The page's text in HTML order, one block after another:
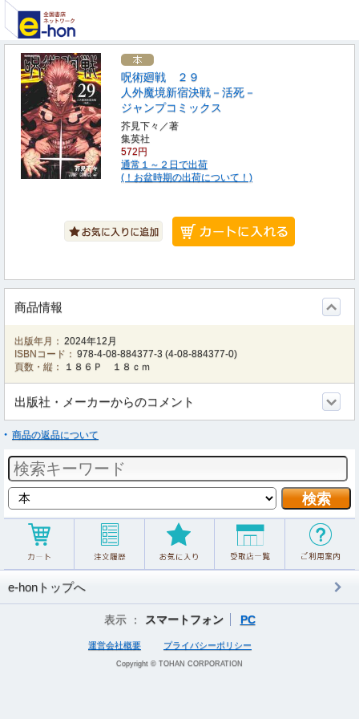
呪術廻戦 ２９
人外魔境新宿決戦－活死－
ジャンプコミックス
芥見下々／著
集英社
572円
通常１～２日で出荷
(！お盆時期の出荷について！)
商品情報
出版年月： 2024年12月
ISBNコード： 978-4-08-884377-3 (4-08-884377-0)
頁数・縦：
１８６Ｐ １８ｃｍ
出版社・メーカーからのコメント
商品の返品について
e-honトップへ
表示 ： スマートフォン PC
運営会社概要 プライバシーポリシー
Copyright © TOHAN CORPORATION